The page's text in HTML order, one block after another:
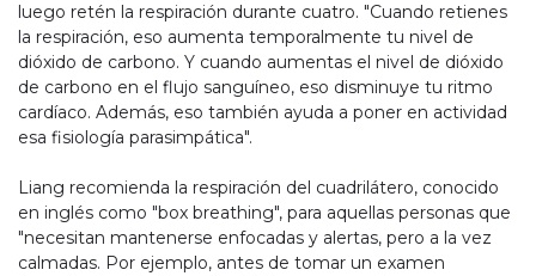
luego retén la respiración durante cuatro. "Cuando retienes
la respiración, eso aumenta temporalmente tu nivel de
dióxido de carbono. Y cuando aumentas el nivel de dióxido
de carbono en el flujo sanguíneo, eso disminuye tu ritmo
cardíaco. Además, eso también ayuda a poner en actividad
esa fisiología parasimpática".
Liang recomienda la respiración del cuadrilátero, conocido
en inglés como "box breathing", para aquellas personas que
"necesitan mantenerse enfocadas y alertas, pero a la vez
calmadas. Por ejemplo, antes de tomar un examen